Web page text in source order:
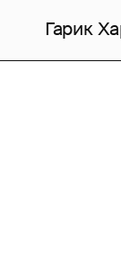
Гарик